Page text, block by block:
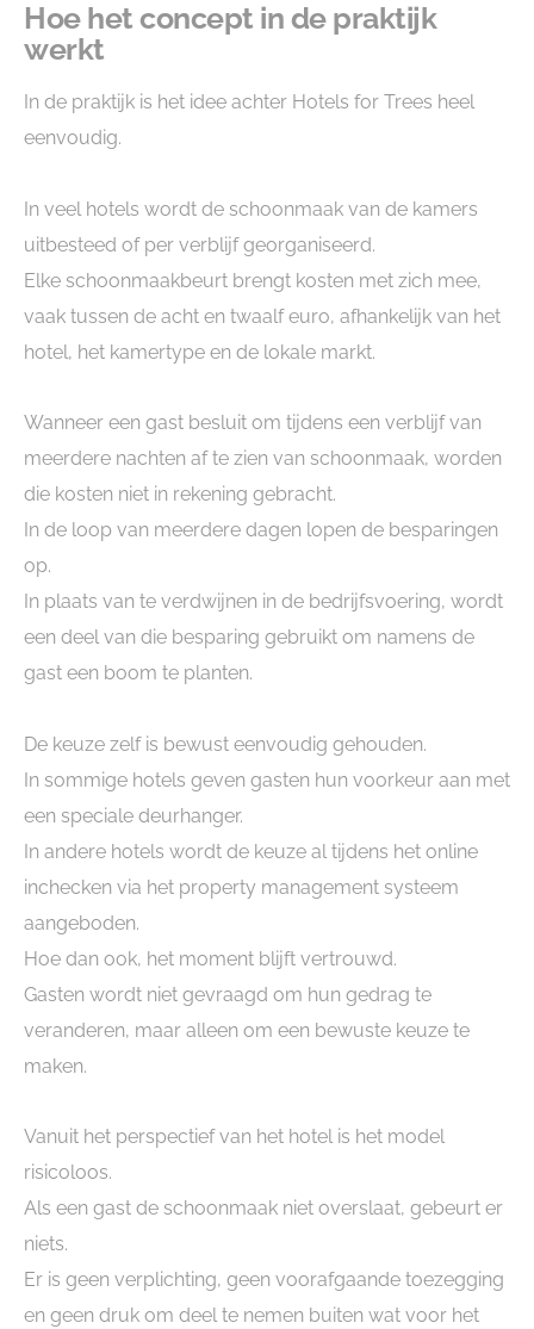
Hoe het concept in de praktijk
werkt
In de praktijk is het idee achter Hotels for Trees heel
eenvoudig.
In veel hotels wordt de schoonmaak van de kamers
uitbesteed of per verblijf georganiseerd.
Elke schoonmaakbeurt brengt kosten met zich mee,
vaak tussen de acht en twaalf euro, afhankelijk van het
hotel, het kamertype en de lokale markt.
Wanneer een gast besluit om tijdens een verblijf van
meerdere nachten af te zien van schoonmaak, worden
die kosten niet in rekening gebracht.
In de loop van meerdere dagen lopen de besparingen
op.
In plaats van te verdwijnen in de bedrijfsvoering, wordt
een deel van die besparing gebruikt om namens de
gast een boom te planten.
De keuze zelf is bewust eenvoudig gehouden.
In sommige hotels geven gasten hun voorkeur aan met
een speciale deurhanger.
In andere hotels wordt de keuze al tijdens het online
inchecken via het property management systeem
aangeboden.
Hoe dan ook, het moment blijft vertrouwd.
Gasten wordt niet gevraagd om hun gedrag te
veranderen, maar alleen om een bewuste keuze te
maken.
Vanuit het perspectief van het hotel is het model
risicoloos.
Als een gast de schoonmaak niet overslaat, gebeurt er
niets.
Er is geen verplichting, geen voorafgaande toezegging
en geen druk om deel te nemen buiten wat voor het